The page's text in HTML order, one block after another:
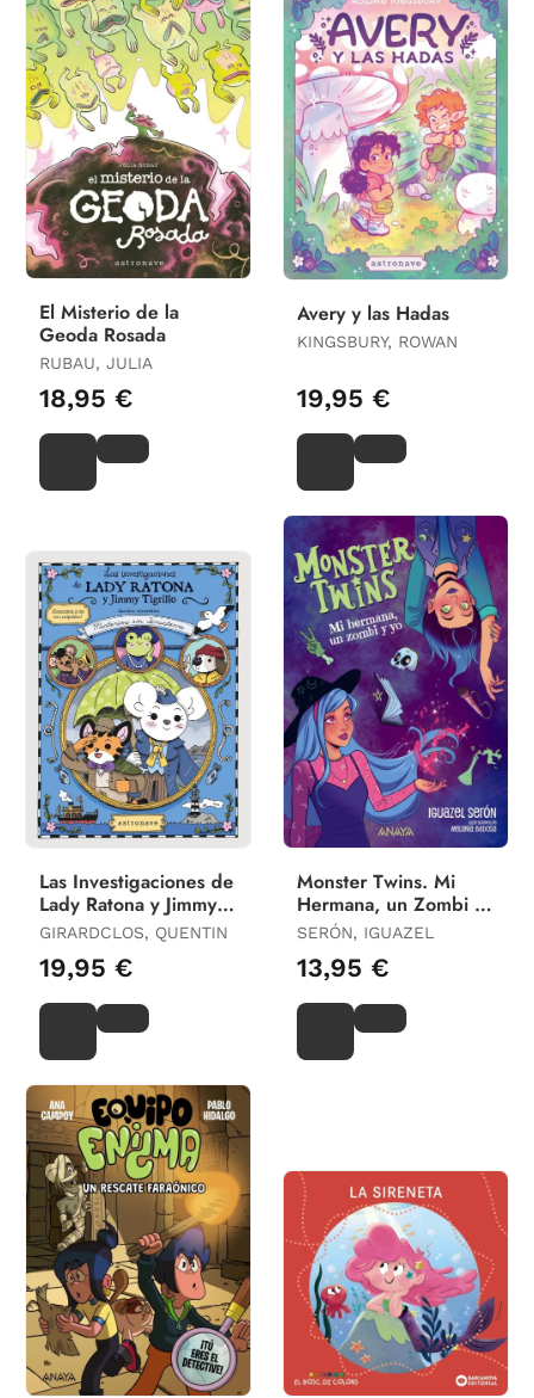
El Misterio de la
Geoda Rosada
RUBAU, JULIA
18,95 €
Avery y las Hadas
KINGSBURY, ROWAN
19,95 €
Las Investigaciones de
Lady Ratona y Jimmy
Tigrillo
GIRARDCLOS, QUENTIN
19,95 €
Monster Twins. Mi
Hermana, un Zombi y
yo
SERÓN, IGUAZEL
13,95 €